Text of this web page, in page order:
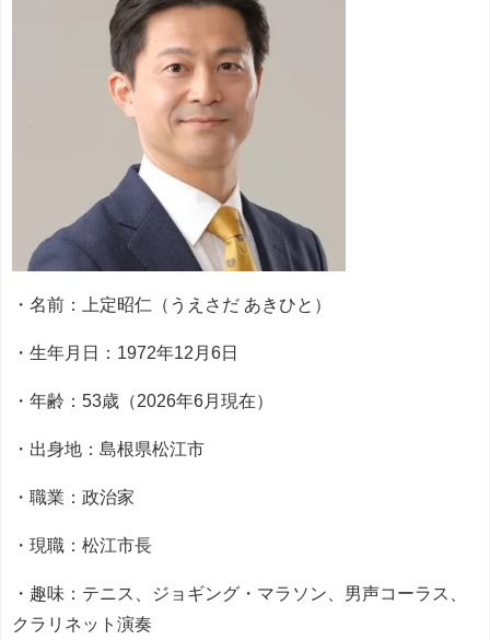
・名前：上定昭仁（うえさだ あきひと）
・生年月日：1972年12月6日
・年齢：53歳（2026年6月現在）
・出身地：島根県松江市
・職業：政治家
・現職：松江市長
・趣味：テニス、ジョギング・マラソン、男声コーラス、
クラリネット演奏